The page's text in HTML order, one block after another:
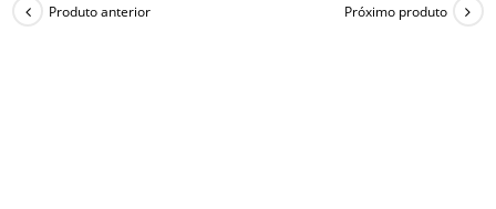
Produto anterior Próximo produto